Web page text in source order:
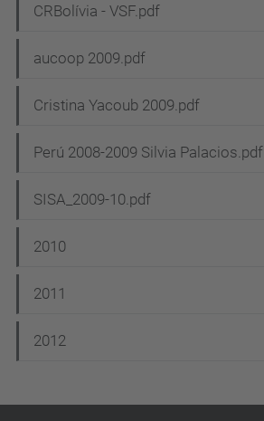
e
a
c
ó
CRBolívia - VSF.pdf
aucoop 2009.pdf
Cristina Yacoub 2009.pdf
Perú 2008-2009 Silvia Palacios.pdf
SISA_2009-10.pdf
2010
2011
2012